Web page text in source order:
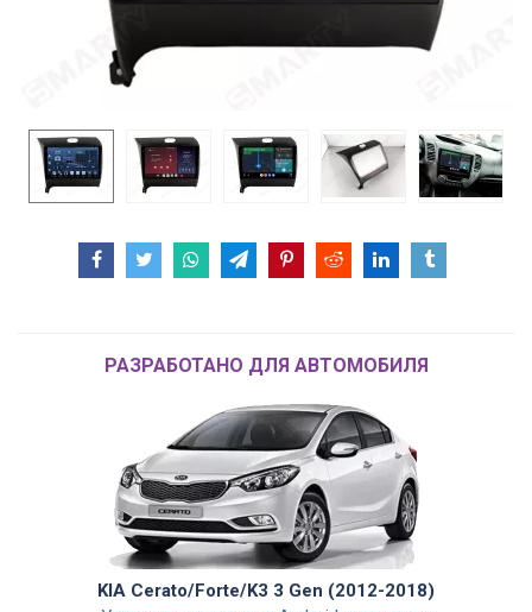
РАЗРАБОТАНО ДЛЯ АВТОМОБИЛЯ
KIA Cerato/Forte/K3 3 Gen (2012-2018)